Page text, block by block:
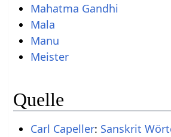
Mahatma Gandhi
Mala
Manu
Meister
Quelle
Carl Capeller: Sanskrit